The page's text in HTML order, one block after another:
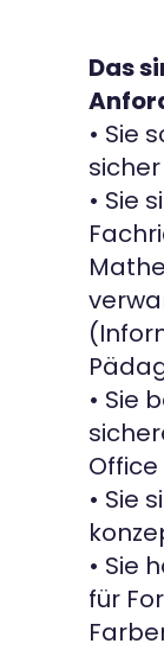
Das
• Sie
• Sie
• Sie
• Sie
• Sie
für